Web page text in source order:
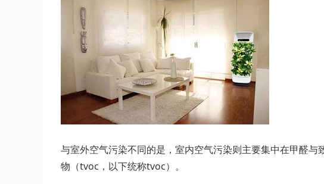
与室外空气污染不同的是，室内空气污染则主要集中在甲醛
物（tvoc，以下统称tvoc）。